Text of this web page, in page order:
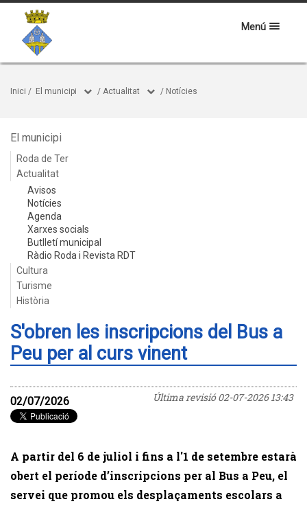
Menú
Inici / El municipi / Actualitat / Notícies
El municipi
Roda de Ter
Actualitat
Avisos
Notícies
Agenda
Xarxes socials
Butlletí municipal
Ràdio Roda i Revista RDT
Cultura
Turisme
Història
S'obren les inscripcions del Bus a
Peu per al curs vinent
Última revisió02-07-2026 13:43
02/07/2026
A partir del 6 de juliol i fins a l'1 de setembre estarà
obert el període d’inscripcions per al Bus a Peu, el
servei que promou els desplaçaments escolars a